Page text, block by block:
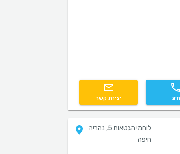
חיוג יצירת קשר
לוחמי הגטאות 5, נהריה
חיפה